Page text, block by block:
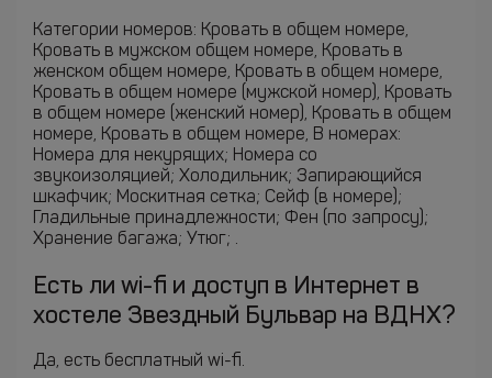
Категории номеров: Кровать в общем номере,
Кровать в мужском общем номере, Кровать в
женском общем номере, Кровать в общем номере,
Кровать в общем номере (мужской номер), Кровать
в общем номере (женский номер), Кровать в общем
номере, Кровать в общем номере, В номерах:
Номера для некурящих; Номера со
звукоизоляцией; Холодильник; Запирающийся
шкафчик; Москитная сетка; Сейф (в номере);
Гладильные принадлежности; Фен (по запросу);
Хранение багажа; Утюг; .
Есть ли wi-fi и доступ в Интернет в
хостеле Звездный Бульвар на ВДНХ?
Да, есть бесплатный wi-fi.